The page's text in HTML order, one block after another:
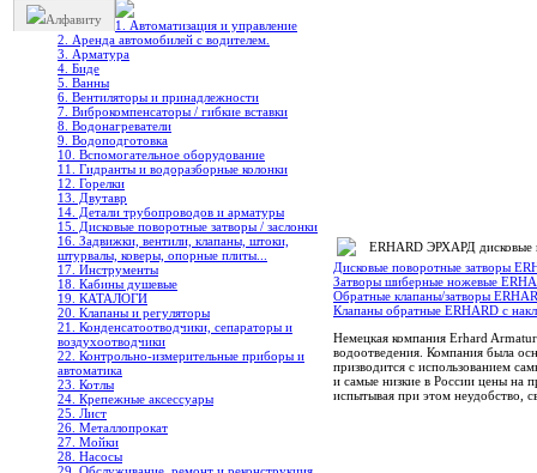
Алфавиту
1. Автоматизация и управление
2. Аренда автомобилей с водителем.
3. Арматура
4. Биде
5. Ванны
6. Вентиляторы и принадлежности
7. Виброкомпенсаторы / гибкие вставки
8. Водонагреватели
9. Водоподготовка
10. Вспомогательное оборудование
11. Гидранты и водоразборные колонки
12. Горелки
13. Двутавр
14. Детали трубопроводов и арматуры
15. Дисковые поворотные затворы / заслонки
16. Задвижки, вентили, клапаны, штоки,
штурвалы, коверы, опорные плиты...
17. Инструменты
18. Кабины душевые
19. КАТАЛОГИ
20. Клапаны и регуляторы
21. Конденсатоотводчики, сепараторы и
воздухоотводчики
22. Контрольно-измерительные приборы и
автоматика
23. Котлы
24. Крепежные аксессуары
25. Лист
26. Металлопрокат
27. Мойки
28. Насосы
ERHARD ЭРХАРД дисковые
Дисковые поворотные затворы
Затворы шиберные ножевые
Обратные клапаны/затворы
Клапаны обратные ERHARD с
Немецкая компания Erhard
водоотведения. Компания была
призводится с использованием
и самые низкие в России цены на
испытывая при этом неудобство,